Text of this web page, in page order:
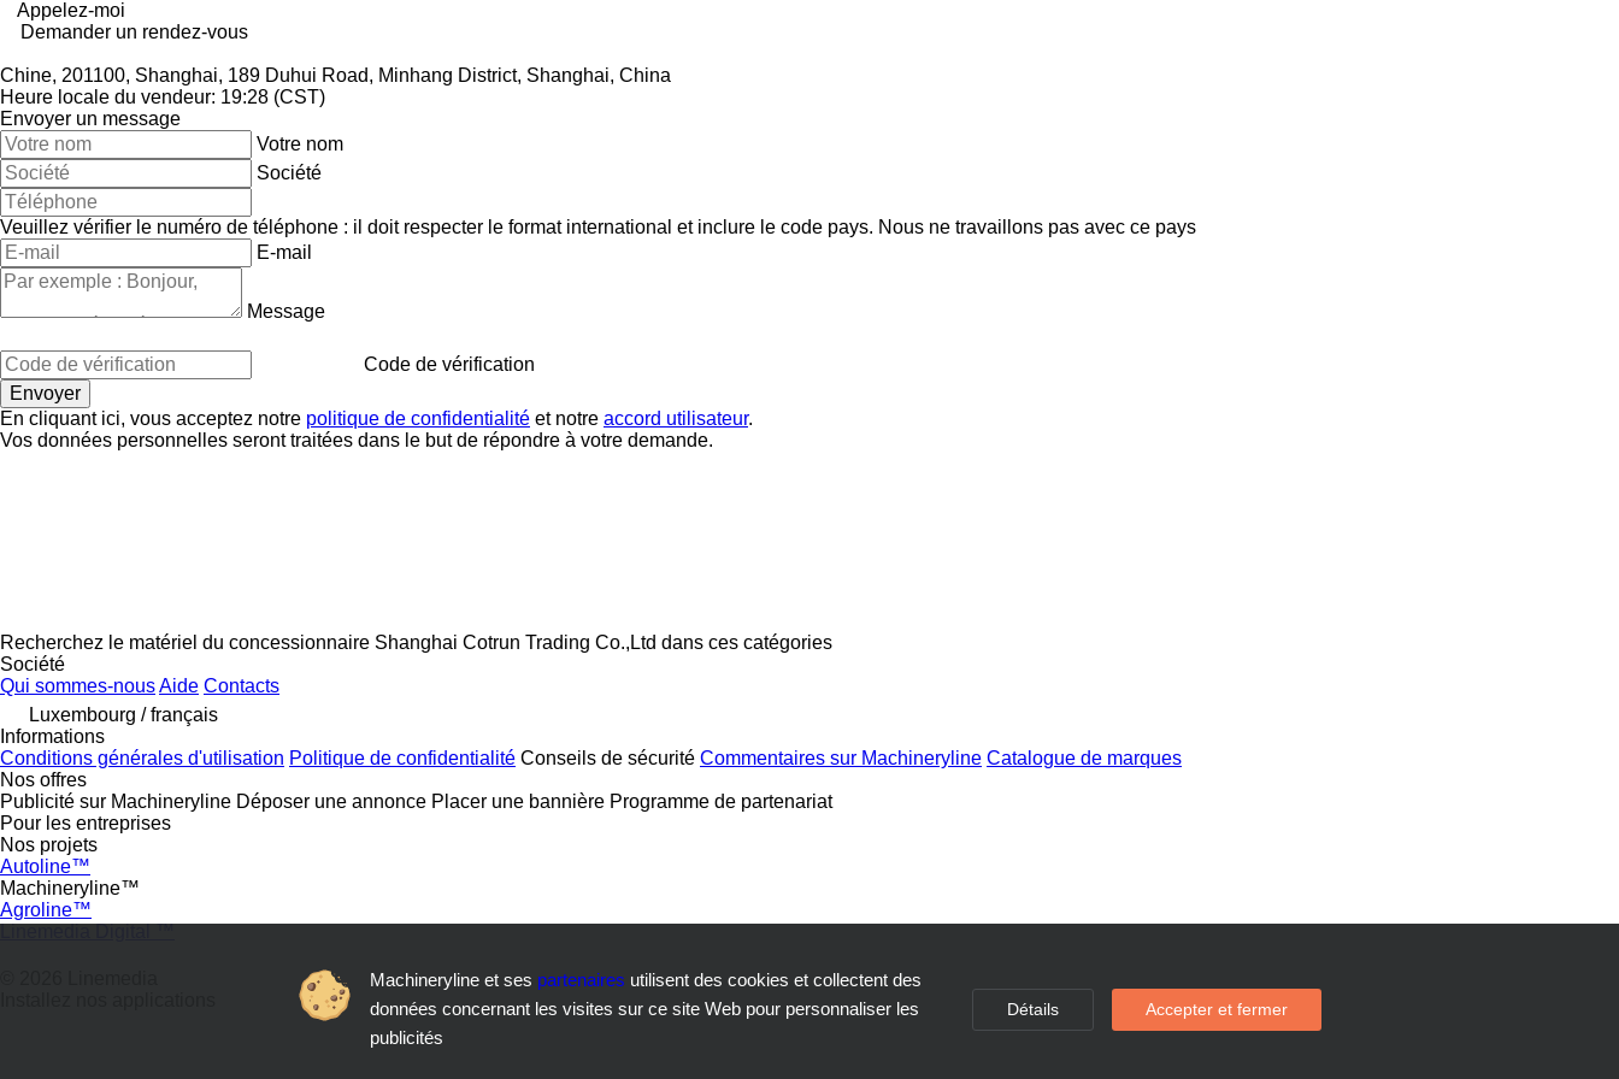
Machineryline et ses partenaires utilisent des cookies et collectent des
données concernant les visites sur ce site Web pour personnaliser les
publicités
Accepter et fermer
Détails
Appelez-moi
Demander un rendez-vous
Chine, 201100, Shanghai, 189 Duhui Road, Minhang District, Shanghai, China
Heure locale du vendeur: 19:28 (CST)
Envoyer un message
Votre nom
Société
Veuillez vérifier le numéro de téléphone : il doit respecter le format international et inclure le code pays. Nous ne travaillons pas avec ce pays
E-mail
Message
Code de vérification
En cliquant ici, vous acceptez notre politique de confidentialité et notre accord utilisateur.
Vos données personnelles seront traitées dans le but de répondre à votre demande.
Recherchez le matériel du concessionnaire Shanghai Cotrun Trading Co.,Ltd dans ces catégories
Société
Qui sommes-nousAide Contacts
Luxembourg / français
Informations
Conditions générales d'utilisation Politique de confidentialité Conseils de sécurité Commentaires sur Machineryline Catalogue de marques
Nos offres
Publicité sur Machineryline Déposer une annonce Placer une bannière Programme de partenariat
Pour les entreprises
Nos projets
Autoline™
Machineryline™
Agroline™